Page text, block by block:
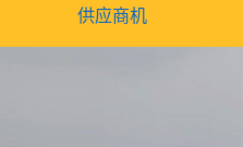
供应商机